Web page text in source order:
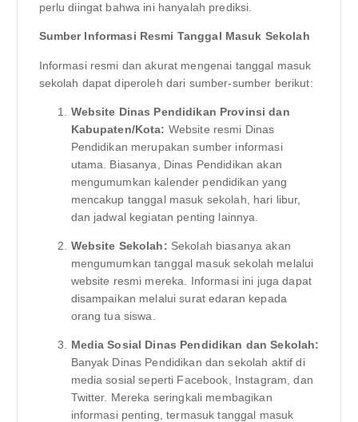
perlu diingat bahwa ini hanyalah prediksi.
Sumber Informasi Resmi Tanggal Masuk Sekolah
Informasi resmi dan akurat mengenai tanggal masuk
sekolah dapat diperoleh dari sumber-sumber berikut:
Website Dinas Pendidikan Provinsi dan
Kabupaten/Kota: Website resmi Dinas
Pendidikan merupakan sumber informasi
utama. Biasanya, Dinas Pendidikan akan
mengumumkan kalender pendidikan yang
mencakup tanggal masuk sekolah, hari libur,
dan jadwal kegiatan penting lainnya.
Website Sekolah: Sekolah biasanya akan
mengumumkan tanggal masuk sekolah melalui
website resmi mereka. Informasi ini juga dapat
disampaikan melalui surat edaran kepada
orang tua siswa.
Media Sosial Dinas Pendidikan dan Sekolah:
Banyak Dinas Pendidikan dan sekolah aktif di
media sosial seperti Facebook, Instagram, dan
Twitter. Mereka seringkali membagikan
informasi penting, termasuk tanggal masuk